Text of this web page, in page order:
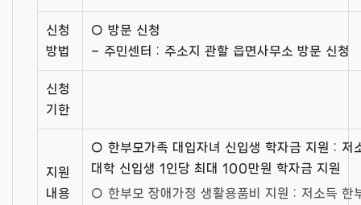
신청
방법
○ 방문 신청
– 주민센터 : 주소지 관할 읍면사무소 방문 신청
신청
기한
지원
내용
○ 한부모가족 대입자녀 신입생 학자금 지원 : 저
대학 신입생 1인당 최대 100만원 학자금 지원
○ 한부모 장애가정 생활용품비 지원 : 저소득 한